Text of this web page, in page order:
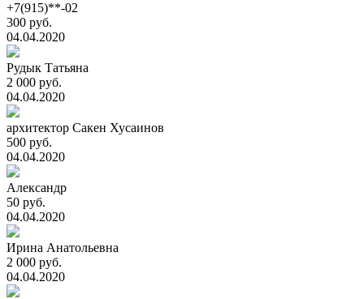
+7(915)**-02
300 руб.
04.04.2020
Рудык Татьяна
2 000 руб.
04.04.2020
архитектор Сакен Хусаинов
500 руб.
04.04.2020
Александр
50 руб.
04.04.2020
Ирина Анатольевна
2 000 руб.
04.04.2020